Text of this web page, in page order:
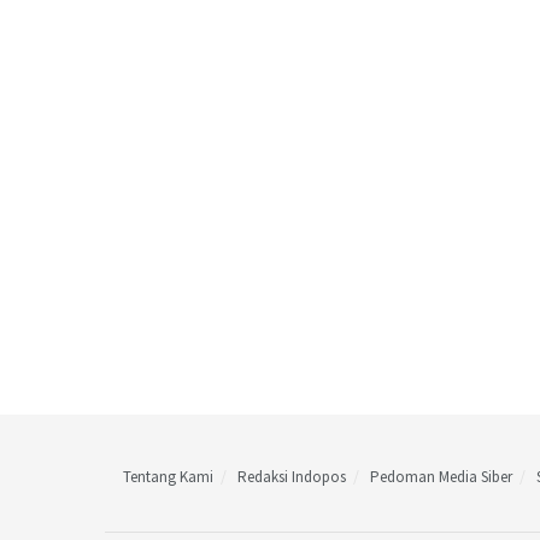
Tentang Kami Redaksi Indopos Pedoman Media Siber